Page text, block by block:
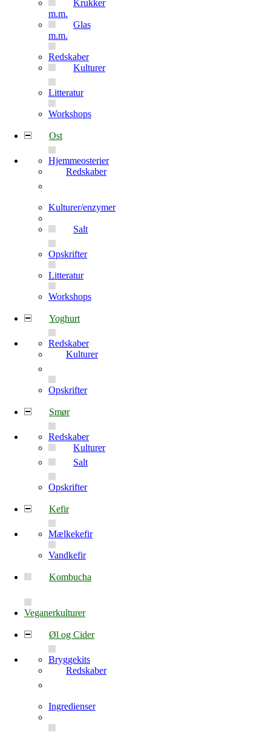
Krukker
m.m.
Glas
m.m.
Redskaber
Kulturer
Litteratur
Workshops
Ost
Hjemmeosterier
Redskaber
Kulturer/enzymer
Salt
Opskrifter
Litteratur
Workshops
Yoghurt
Redskaber
Kulturer
Opskrifter
Smør
Redskaber
Kulturer
Salt
Opskrifter
Kefir
Mælkekefir
Vandkefir
Kombucha
Veganerkulturer
Øl og Cider
Bryggekits
Redskaber
Ingredienser